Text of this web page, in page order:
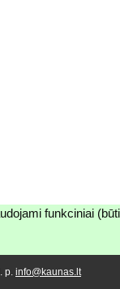
funkciniai
p. info@kaunas.lt